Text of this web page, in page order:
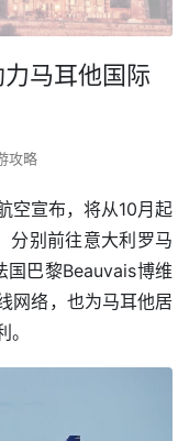
马耳他国际
攻略
空宣布，将从10月起
分别前往意大利罗马
巴黎Beauvais博维
网络，也为马耳他居